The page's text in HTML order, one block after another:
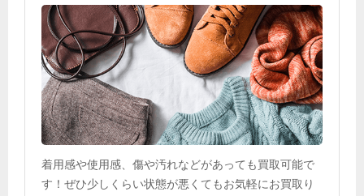
着用感や使用感、傷や汚れなどがあっても買取可能で
す！ぜひ少しくらい状態が悪くてもお気軽にお買取り